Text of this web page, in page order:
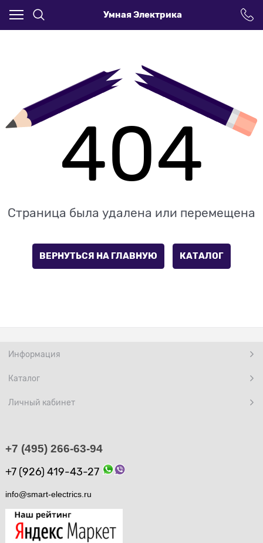
Умная Электрика
404
Страница была удалена или перемещена
ВЕРНУТЬСЯ НА ГЛАВНУЮ КАТАЛОГ
Информация
Каталог
Личный кабинет
+7 (495) 266-63-94
+7 (926) 419-43-27
info@smart-electrics.ru